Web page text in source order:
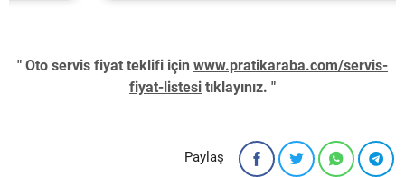
" Oto servis fiyat teklifi için www.pratikaraba.com/servis-
fiyat-listesi tıklayınız. "
Paylaş